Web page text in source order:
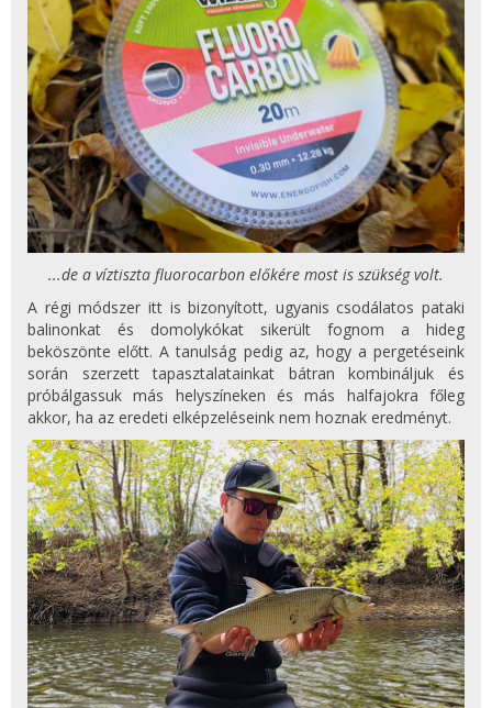
...de a víztiszta fluorocarbon előkére most is szükség volt.
A régi módszer itt is bizonyított, ugyanis csodálatos pataki
balinonkat és domolykókat sikerült fognom a hideg
beköszönte előtt. A tanulság pedig az, hogy a pergetéseink
során szerzett tapasztalatainkat bátran kombináljuk és
próbálgassuk más helyszíneken és más halfajokra főleg
akkor, ha az eredeti elképzeléseink nem hoznak eredményt.